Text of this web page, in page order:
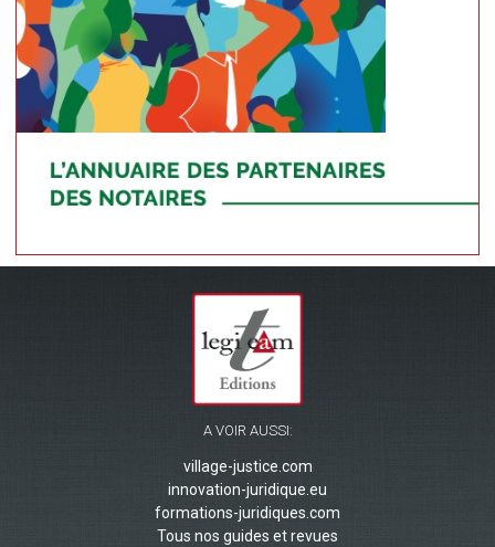
A VOIR AUSSI:
village-justice.com
innovation-juridique.eu
formations-juridiques.com
Tous nos guides et revues